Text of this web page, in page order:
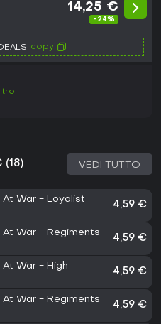
14,25 €
-24%
copy
(18) VEDI TUTTO
At War - Loyalist
4,59 €
At War - Regiments
4,59 €
War - High
4,59 €
At War - Regiments
4,59 €